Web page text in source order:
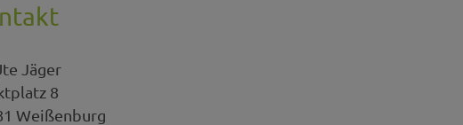
Jäger
8
Weißenburg